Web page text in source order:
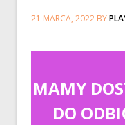
21 MARCA, 2022 BY
MAMY
DO